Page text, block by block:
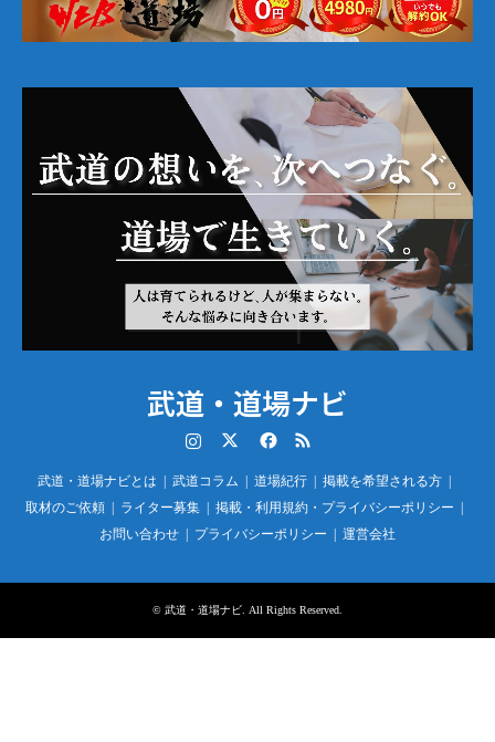
武道・道場ナビ
RSS
武道・道場ナビとは 武道コラム 道場紀行
掲載を希望される方
取材のご依頼
ライター募集
掲載・利用規約・プライバシーポリシー
お問い合わせ
プライバシーポリシー 運営会社
© 武道・道場ナビ. All Rights Reserved.